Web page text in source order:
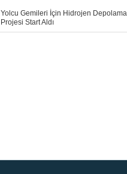
Yolcu Gemileri İçin Hidrojen Depolama
Projesi Start Aldı